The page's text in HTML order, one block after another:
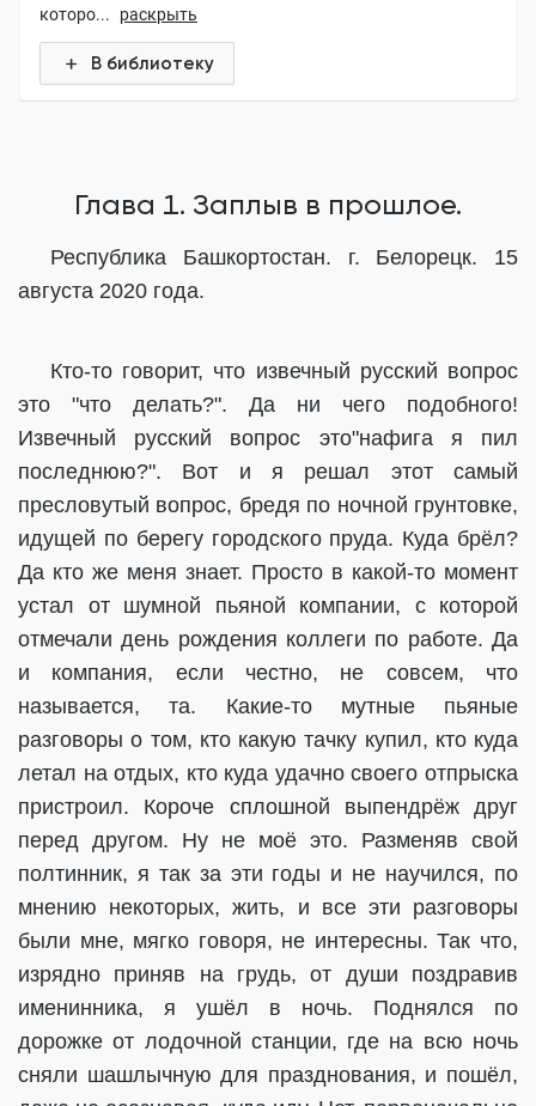
которо...
раскрыть
В библиотеку
Глава 1. Заплыв в прошлое.
Республика Башкортостан. г. Белорецк. 15
августа 2020 года.
Кто-то говорит, что извечный русский вопрос
это "что делать?". Да ни чего подобного!
Извечный русский вопрос это"нафига я пил
последнюю?". Вот и я решал этот самый
пресловутый вопрос, бредя по ночной грунтовке,
идущей по берегу городского пруда. Куда брёл?
Да кто же меня знает. Просто в какой-то момент
устал от шумной пьяной компании, с которой
отмечали день рождения коллеги по работе. Да
и компания, если честно, не совсем, что
называется, та. Какие-то мутные пьяные
разговоры о том, кто какую тачку купил, кто куда
летал на отдых, кто куда удачно своего отпрыска
пристроил. Короче сплошной выпендрёж друг
перед другом. Ну не моё это. Разменяв свой
полтинник, я так за эти годы и не научился, по
мнению некоторых, жить, и все эти разговоры
были мне, мягко говоря, не интересны. Так что,
изрядно приняв на грудь, от души поздравив
именинника, я ушёл в ночь. Поднялся по
дорожке от лодочной станции, где на всю ночь
сняли шашлычную для празднования, и пошёл,